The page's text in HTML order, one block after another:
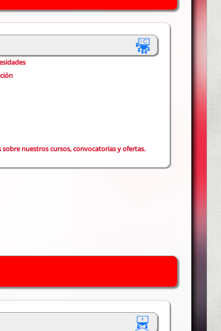
nuestros cursos, convocatorias y ofertas.